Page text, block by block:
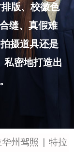
版、校徽色
缝、真假难
摄道具还是
私密地打造出
州驾照 | 特拉